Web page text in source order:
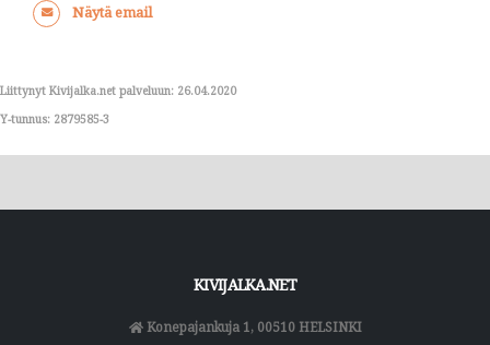
Näytä email
Liittynyt Kivijalka.net palveluun: 26.04.2020
Y-tunnus: 2879585-3
KIVIJALKA.NET
Konepajankuja 1, 00510 HELSINKI